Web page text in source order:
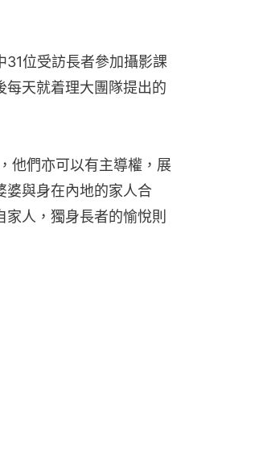
31位受訪長者參加攝影課
每天就着理大團隊提出的
他們亦可以有主導權，展
婆與身在內地的家人合
人，獨身長者的愉悅則